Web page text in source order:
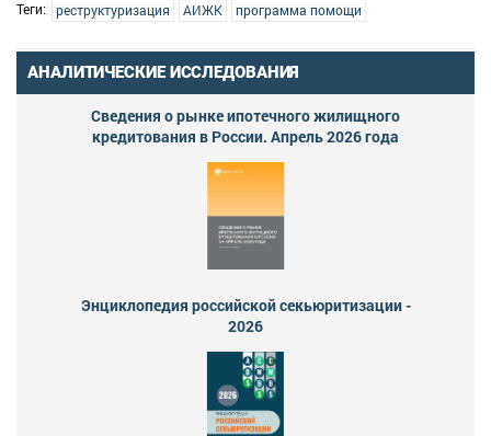
Теги: реструктуризация АИЖК программа помощи
АНАЛИТИЧЕСКИЕ ИССЛЕДОВАНИЯ
Сведения о рынке ипотечного жилищного
кредитования в России. Апрель 2026 года
Энциклопедия российской секьюритизации -
2026